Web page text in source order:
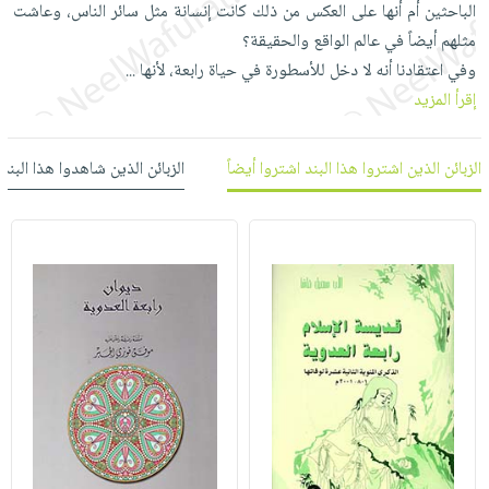
العناية
بالأسنان
الحمية
والتغذية
أدوات
المائدة
الأوعية
أدوات
المطبخ
الأكثر
مبيعاً
العودة
للمدارس
اكسسوارات
كتب
اكسسوارات
ملابس
مطرزات
حقائب
حلي
عناية
بالذات
شحن
مجاني
بنود
كل
الاشتراكات
القراءة
iKitab
بلا
حدود
بحث
نيل
وفرات
عن
الشركة
سياسة
الشركة
حسابك
لائحة
الأمنيات
الباحثين أم أنها على العكس من ذلك كانت إنسانة مثل سائر الناس، وعاشت
مثلهم أيضاً في عالم الواقع والحقيقة؟
وفي اعتقادنا أنه لا دخل للأسطورة في حياة رابعة، لأنها...
إقرأ المزيد
الزبائن الذين اشتروا هذا البند اشتروا أيضاً الزبائن الذين شاهدوا هذا